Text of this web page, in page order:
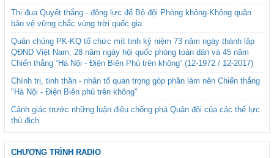
Thi đua Quyết thắng - động lực để Bộ đội Phòng không-Không quân
bảo vệ vững chắc vùng trời quốc gia
Quân chủng PK-KQ tổ chức mít tinh kỷ niệm 73 năm ngày thành lập
QĐND Việt Nam, 28 năm ngày hội quốc phòng toàn dân và 45 năm
Chiến thắng “Hà Nội - Điện Biên Phủ trên không” (12-1972 / 12-2017)
Chính trị, tinh thần - nhân tố quan trọng góp phần làm nên Chiến thắng
"Hà Nội - Điện Biên phủ trên không"
Cảnh giác trước những luận điệu chống phá Quân đội của các thế lực
thù địch
CHƯƠNG TRÌNH RADIO